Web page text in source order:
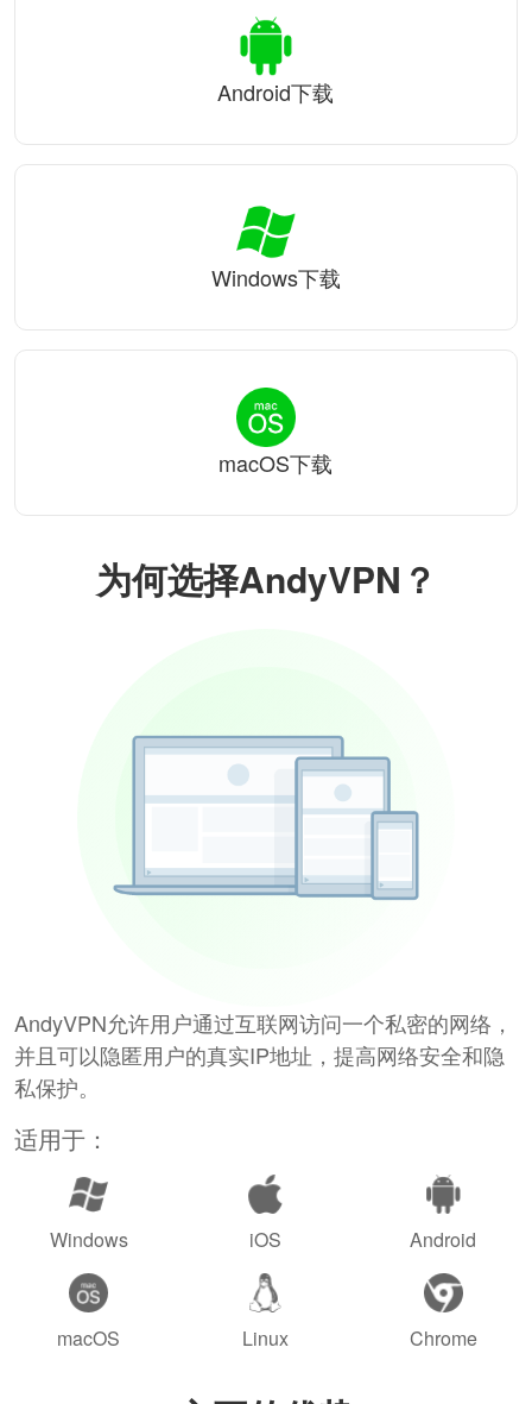
为何选择AndyVPN？
AndyVPN允许用户通过互联网访问一个私密的网络，
并且可以隐匿用户的真实IP地址，提高网络安全和隐
私保护。
适用于：
Windows iOS Android
macOS Linux Chrome
Android下载
Windows下载
macOS下载